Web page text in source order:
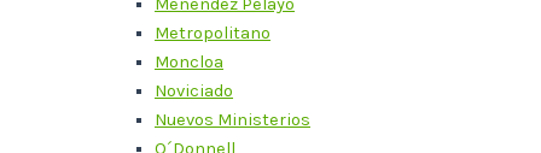
Menéndez Pelayo
Metropolitano
Moncloa
Noviciado
Nuevos Ministerios